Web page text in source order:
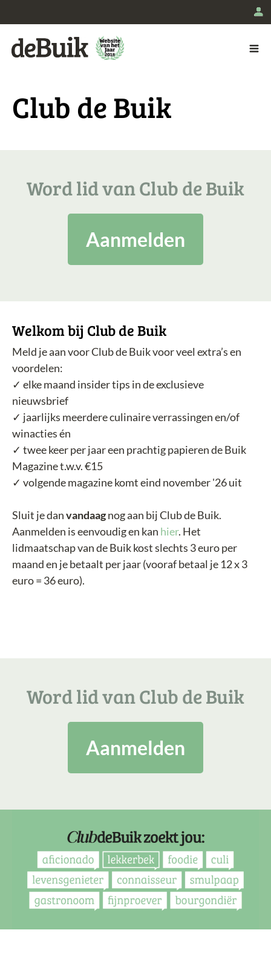
Club de Buik
Word lid van Club de Buik
Aanmelden
Welkom bij Club de Buik
Meld je aan voor Club de Buik voor veel extra’s en
voordelen:
✓ elke maand insider tips in de exclusieve
nieuwsbrief
✓ jaarlijks meerdere culinaire verrassingen en/of
winacties én
✓ twee keer per jaar een prachtig papieren de Buik
Magazine t.w.v. €15
✓ volgende magazine komt eind november '26 uit
Sluit je danvandaagnog aan bij Club de Buik.
Aanmelden is eenvoudig en kan hier. Het
lidmaatschap van de Buik kost slechts 3 euro per
maand en je betaalt per jaar (vooraf betaal je 12 x 3
euro = 36 euro).
Word lid van Club de Buik
Aanmelden
De Buik